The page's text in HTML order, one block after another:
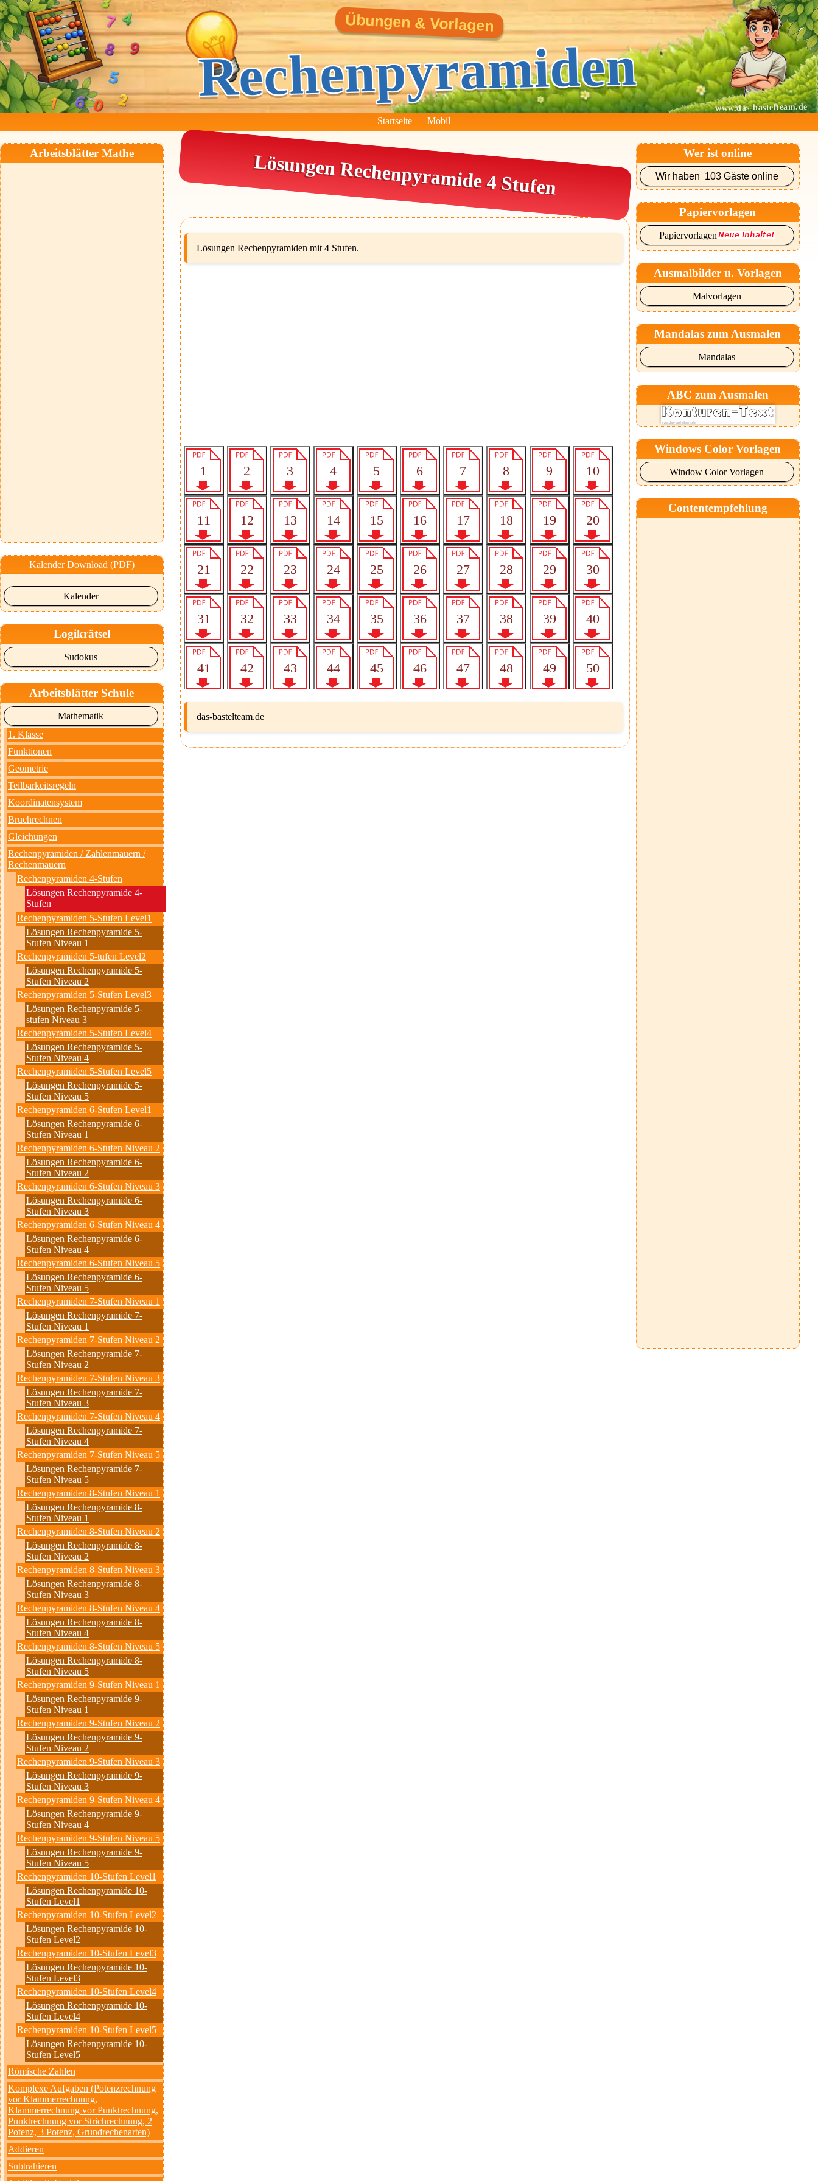
Übungen & Vorlagen
Rechenpyramiden
www.das-bastelteam.de
Startseite Mobil
Arbeitsblätter Mathe
Kalender Download (PDF)
Kalender
Logikrätsel
Sudokus
Arbeitsblätter Schule
Mathematik
1. Klasse
Funktionen
Geometrie
Teilbarkeitsregeln
Koordinatensystem
Bruchrechnen
Gleichungen
Rechenpyramiden / Zahlenmauern /
Rechenmauern
Rechenpyramiden 4-Stufen
Lösungen Rechenpyramide 4-
Stufen
Rechenpyramiden 5-Stufen Level1
Lösungen Rechenpyramide 5-
Stufen Niveau 1
Rechenpyramiden 5-tufen Level2
Lösungen Rechenpyramide 5-
Stufen Niveau 2
Rechenpyramiden 5-Stufen Level3
Lösungen Rechenpyramide 5-
stufen Niveau 3
Rechenpyramiden 5-Stufen Level4
Lösungen Rechenpyramide 5-
Stufen Niveau 4
Rechenpyramiden 5-Stufen Level5
Lösungen Rechenpyramide 5-
Stufen Niveau 5
Rechenpyramiden 6-Stufen Level1
Lösungen Rechenpyramide 6-
Stufen Niveau 1
Rechenpyramiden 6-Stufen Niveau 2
Lösungen Rechenpyramide 6-
Stufen Niveau 2
Rechenpyramiden 6-Stufen Niveau 3
Lösungen Rechenpyramide 6-
Stufen Niveau 3
Rechenpyramiden 6-Stufen Niveau 4
Lösungen Rechenpyramide 6-
Stufen Niveau 4
Rechenpyramiden 6-Stufen Niveau 5
Lösungen Rechenpyramide 6-
Stufen Niveau 5
Rechenpyramiden 7-Stufen Niveau 1
Lösungen Rechenpyramide 7-
Stufen Niveau 1
Rechenpyramiden 7-Stufen Niveau 2
Lösungen Rechenpyramide 7-
Stufen Niveau 2
Rechenpyramiden 7-Stufen Niveau 3
Lösungen Rechenpyramide 7-
Stufen Niveau 3
Rechenpyramiden 7-Stufen Niveau 4
Lösungen Rechenpyramide 7-
Stufen Niveau 4
Rechenpyramiden 7-Stufen Niveau 5
Lösungen Rechenpyramide 7-
Stufen Niveau 5
Rechenpyramiden 8-Stufen Niveau 1
Lösungen Rechenpyramide 8-
Stufen Niveau 1
Rechenpyramiden 8-Stufen Niveau 2
Lösungen Rechenpyramide 8-
Stufen Niveau 2
Rechenpyramiden 8-Stufen Niveau 3
Lösungen Rechenpyramide 8-
Stufen Niveau 3
Rechenpyramiden 8-Stufen Niveau 4
Lösungen Rechenpyramide 8-
Stufen Niveau 4
Rechenpyramiden 8-Stufen Niveau 5
Lösungen Rechenpyramide 8-
Stufen Niveau 5
Rechenpyramiden 9-Stufen Niveau 1
Lösungen Rechenpyramide 9-
Stufen Niveau 1
Rechenpyramiden 9-Stufen Niveau 2
Lösungen Rechenpyramide 9-
Stufen Niveau 2
Rechenpyramiden 9-Stufen Niveau 3
Lösungen Rechenpyramide 9-
Stufen Niveau 3
Rechenpyramiden 9-Stufen Niveau 4
Lösungen Rechenpyramide 9-
Stufen Niveau 4
Rechenpyramiden 9-Stufen Niveau 5
Lösungen Rechenpyramide 9-
Stufen Niveau 5
Rechenpyramiden 10-Stufen Level1
Lösungen Rechenpyramide 10-
Stufen Level1
Rechenpyramiden 10-Stufen Level2
Lösungen Rechenpyramide 10-
Stufen Level2
Rechenpyramiden 10-Stufen Level3
Lösungen Rechenpyramide 10-
Stufen Level3
Rechenpyramiden 10-Stufen Level4
Lösungen Rechenpyramide 10-
Stufen Level4
Rechenpyramiden 10-Stufen Level5
Lösungen Rechenpyramide 10-
Stufen Level5
Römische Zahlen
Komplexe Aufgaben (Potenzrechnung
vor Klammerrechnung,
Klammerrechnung vor Punktrechnung,
Punktrechnung vor Strichrechnung, 2
Potenz, 3 Potenz, Grundrechenarten)
Addieren
Subtrahieren
Lösungen Rechenpyramide 4 Stufen
Lösungen Rechenpyramiden mit 4 Stufen.
das-bastelteam.de
Wer ist online
Wir haben 103 Gäste online
Papiervorlagen
Papiervorlagen
Ausmalbilder u. Vorlagen
Malvorlagen
Mandalas zum Ausmalen
Mandalas
ABC zum Ausmalen
Windows Color Vorlagen
Window Color Vorlagen
Contentempfehlung